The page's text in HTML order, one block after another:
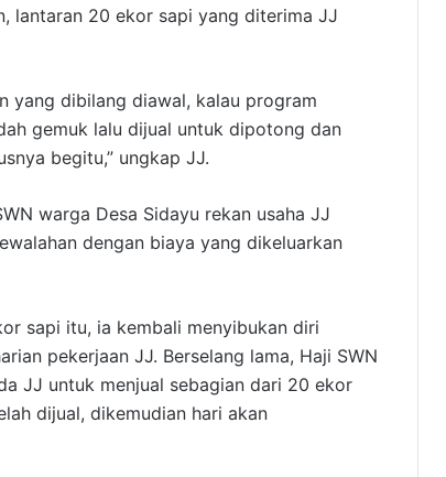
lantaran 20 ekor sapi yang diterima JJ
yang dibilang diawal, kalau program
gemuk lalu dijual untuk dipotong dan
begitu,” ungkap JJ.
warga Desa Sidayu rekan usaha JJ
dengan biaya yang dikeluarkan
sapi itu, ia kembali menyibukan diri
pekerjaan JJ. Berselang lama, Haji SWN
JJ untuk menjual sebagian dari 20 ekor
dijual, dikemudian hari akan